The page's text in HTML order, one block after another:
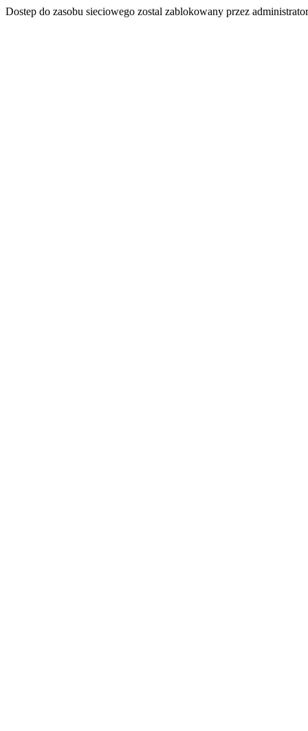
Dostep do zasobu sieciowego zostal zablokowany przez